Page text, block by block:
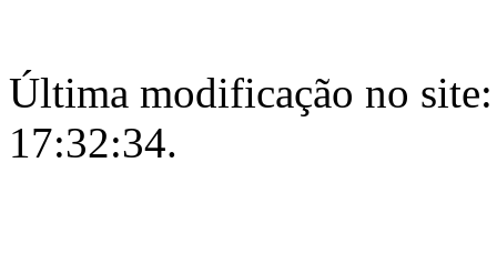
Última modificação no
17:32:34.